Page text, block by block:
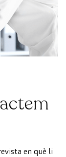
en què li